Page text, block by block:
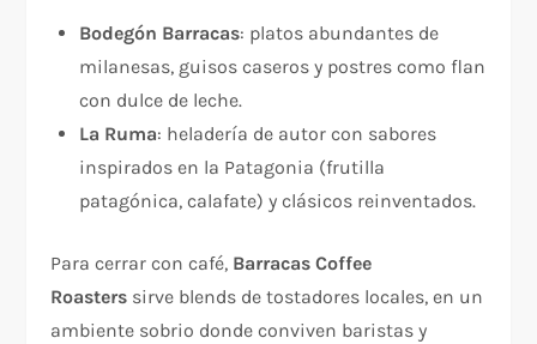
Bodegón Barracas: platos abundantes de
milanesas, guisos caseros y postres como flan
con dulce de leche.
La Ruma: heladería de autor con sabores
inspirados en la Patagonia (frutilla
patagónica, calafate) y clásicos reinventados.
Para cerrar con café, Barracas Coffee
Roasters sirve blends de tostadores locales, en un
ambiente sobrio donde conviven baristas y